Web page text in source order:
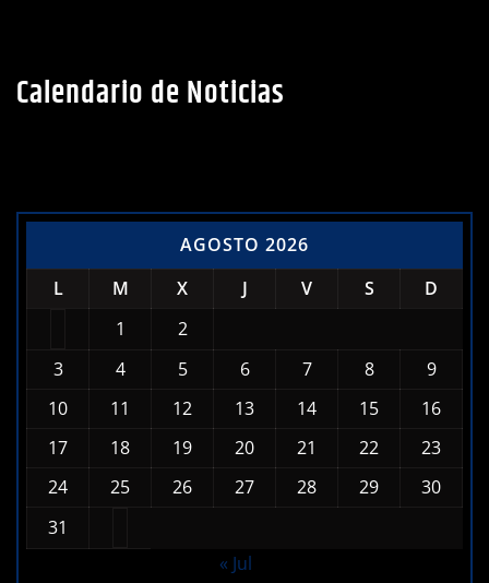
Calendario de Noticias
AGOSTO 2026
L
M X J V S
D
1
2
3
4 5 6 7 8
9
10
11 12 13 14 15
16
17
18 19 20 21 22
23
24
25 26 27 28 29
30
31
« Jul